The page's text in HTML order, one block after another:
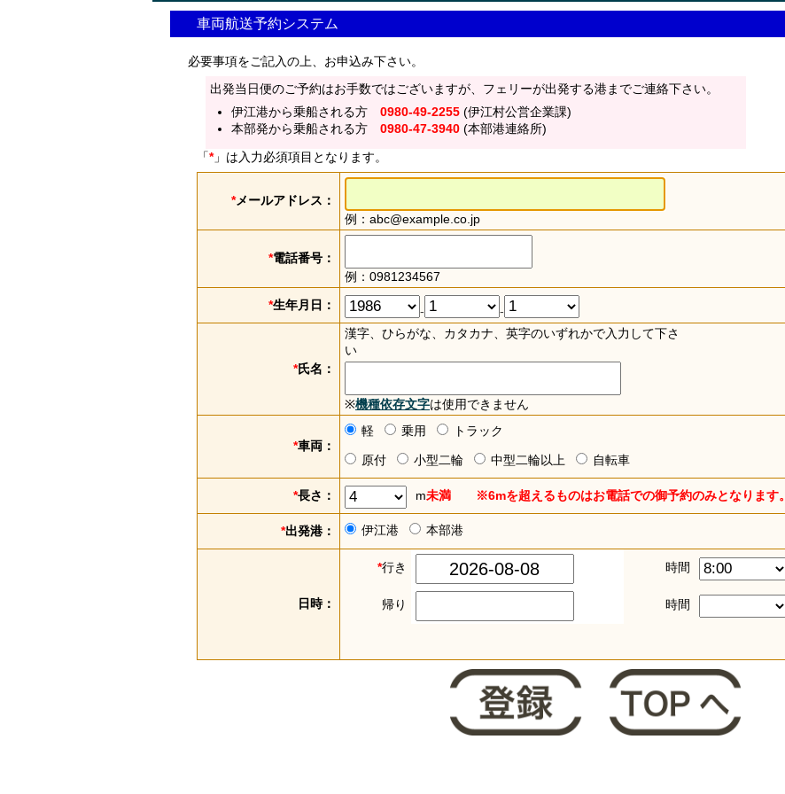
車両航送予約システム
必要事項をご記入の上、お申込み下さい。
出発当日便のご予約はお手数ではございますが、フェリーが出発する港までご連絡下さい。
伊江港から乗船される方 0980-49-2255 (伊江村公営企業課)
本部発から乗船される方 0980-47-3940 (本部港連絡所)
「*」は入力必須項目となります。
*メールアドレス：
例：abc@example.co.jp
*電話番号：
例：0981234567
*生年月日： - -
*氏名：
漢字、ひらがな、カタカナ、英字のいずれかで入力して下さ
い
※機種依存文字は使用できません
*車両：
軽 乗用 トラック
原付 小型二輪 中型二輪以上 自転車
*長さ： m未満 ※6mを超えるものはお電話での御予約のみとなります。
*出発港： 伊江港 本部港
日時：
*行き 時間
帰り 時間